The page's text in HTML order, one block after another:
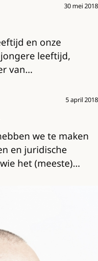
30 mei 2018
en onze
leeftijd,
van…
5 april 2018
we te maken
en juridische
het (meeste)…